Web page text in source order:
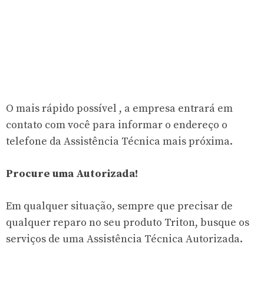
O mais rápido possível , a empresa entrará em
contato com você para informar o endereço o
telefone da Assistência Técnica mais próxima.
Procure uma Autorizada!
Em qualquer situação, sempre que precisar de
qualquer reparo no seu produto Triton, busque os
serviços de uma Assistência Técnica Autorizada.